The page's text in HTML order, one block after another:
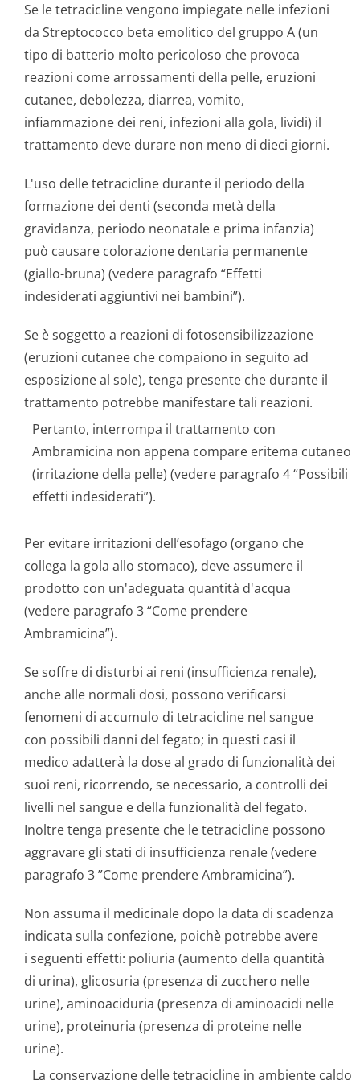
Se le tetracicline vengono impiegate nelle infezioni
da Streptococco beta emolitico del gruppo A (un
tipo di batterio molto pericoloso che provoca
reazioni come arrossamenti della pelle, eruzioni
cutanee, debolezza, diarrea, vomito,
infiammazione dei reni, infezioni alla gola, lividi) il
trattamento deve durare non meno di dieci giorni.
L'uso delle tetracicline durante il periodo della
formazione dei denti (seconda metà della
gravidanza, periodo neonatale e prima infanzia)
può causare colorazione dentaria permanente
(giallo-bruna) (vedere paragrafo “Effetti
indesiderati aggiuntivi nei bambini”).
Se è soggetto a reazioni di fotosensibiliz­zazione
(eruzioni cutanee che compaiono in seguito ad
esposizione al sole), tenga presente che durante il
trattamento potrebbe manifestare tali reazioni.
Pertanto, interrompa il trattamento con
Ambramicina non appena compare eritema cutaneo
(irritazione della pelle) (vedere paragrafo 4 “Possibili
effetti indesiderati”).
Per evitare irritazioni dell’esofago (organo che
collega la gola allo stomaco), deve assumere il
prodotto con un'adeguata quantità d'acqua
(vedere paragrafo 3 “Come prendere
Ambramicina”).
Se soffre di disturbi ai reni (insufficienza renale),
anche alle normali dosi, possono verificarsi
fenomeni di accumulo di tetracicline nel sangue
con possibili danni del fegato; in questi casi il
medico adatterà la dose al grado di funzionalità dei
suoi reni, ricorrendo, se necessario, a controlli dei
livelli nel sangue e della funzionalità del fegato.
Inoltre tenga presente che le tetracicline possono
aggravare gli stati di insufficienza renale (vedere
paragrafo 3 ”Come prendere Ambramicina”).
Non assuma il medicinale dopo la data di scadenza
indicata sulla confezione, poichè potrebbe avere
i seguenti effetti: poliuria (aumento della quantità
di urina), glicosuria (presenza di zucchero nelle
urine), aminoaciduria (presenza di aminoacidi nelle
urine), proteinuria (presenza di proteine nelle
urine).
La conservazione delle tetracicline in ambiente caldo